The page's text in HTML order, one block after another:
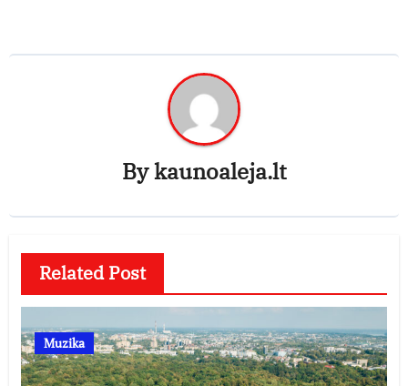
Bykaunoaleja.lt
Related Post
Muzika